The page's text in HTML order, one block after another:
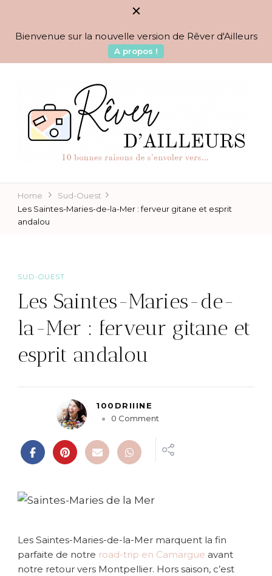
Bienvenue sur la nouvelle version de Rêver d'Ailleurs
A propos !
Rêver d'Ailleurs – 10
raisons de s'envoler vers…
BLOG VOYAGES DEPUIS 2010
Home
Sud-Ouest
Les Saintes-Maries-de-la-Mer : ferveur gitane et esprit
andalou
SUD-OUEST
Les Saintes-Maries-de-
la-Mer : ferveur gitane et
esprit andalou
100DRIIINE
0 Comment
e
s
-
Les Saintes-Maries-de-la-Mer marquent la fin
parfaite de notre road-trip en Camargue avant
notre retour vers Montpellier. Hors saison, c’est